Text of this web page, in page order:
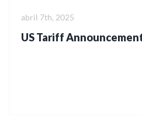
US Tariff
abril 7th, 2025